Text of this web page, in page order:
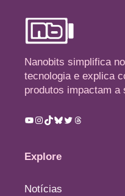
Nanobits simplifica
tecnologia e explica
produtos impactam a
Youtube
Instagram
TikTok
Bluesky
TwitterThreads
Explore
Notícias